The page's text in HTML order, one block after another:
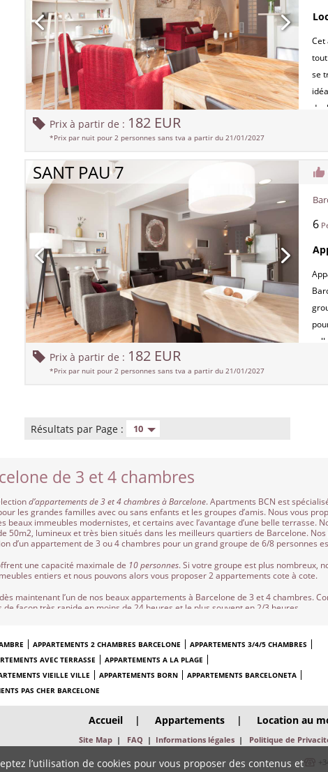
Cet
se
Prix à partir de : 182 EUR
*Prix par nuit pour 2 personnes sans tva a partir du 21/01/2027
SANT PAU 7
6
Prix à partir de : 182 EUR
*Prix par nuit pour 2 personnes sans tva a partir du 21/01/2027
Résultats par Page : 10
de 3 et 4 chambres
d’appartements de 3 et 4 chambres à Barcelone. Apartments BCN est
les grandes familles avec ou sans enfants et les groupes d’amis. Nous vous
immeubles modernistes, et certains avec l’avantage d’une belle terrasse.
50m2, lumineux et très bien situés dans les meilleurs quartiers de Barcelone.
d’un appartement de 3 ou 4 chambres pour un grand groupe de 6/8 personnes
une capacité maximale de 10 personnes. Si votre groupe est plus nombreux,
entiers et nous pouvons alors vous proposer 2 appartements cote à cote.
maintenant l’un de nos beaux appartements à Barcelone de 3 et 4 chambres.
façon très rapide en moins de 24 heures et le plus souvent en 2/3 heures.
APPARTEMENTS 2 CHAMBRES BARCELONE
APPARTEMENTS 3/4/5 CHAMBRES
AVEC TERRASSE
APPARTEMENTS A LA PLAGE
VIEILLE VILLE APPARTEMENTS BORN
APPARTEMENTS BARCELONETA
PAS CHER BARCELONE
Accueil | Appartements | Location au
Site Map | FAQ | Informations légales | Politique de
l’utilisation de cookies pour vous proposer des contenus et